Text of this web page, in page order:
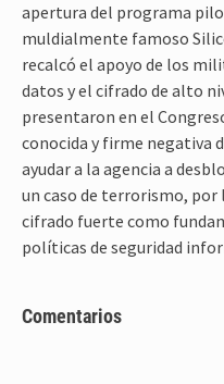
apertura del programa
muldialmente famoso
recalcó el apoyo de los
datos y el cifrado de alto
presentaron en el
conocida y firme negativa
ayudar a la agencia a
un caso de terrorismo, por
cifrado fuerte como
políticas de seguridad
Comentarios